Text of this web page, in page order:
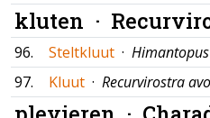
kluten ·
96. Steltkluut ·
97.
Kluut · Recurvirostra